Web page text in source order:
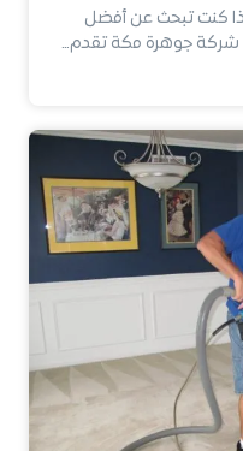
كنت تبحث عن أفضل
شركة جوهرة مكة تقدم…